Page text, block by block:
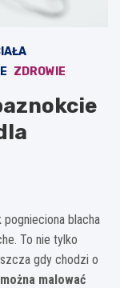
ZDROWIE
blacha
To nie tylko
gdy chodzi o
malować